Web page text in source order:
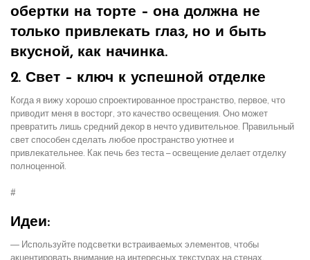
обертки на торте – она должна не
только привлекать глаз, но и быть
вкусной, как начинка.
2. Свет – ключ к успешной отделке
Когда я вижу хорошо спроектированное пространство, первое, что
приводит меня в восторг, это качество освещения. Оно может
превратить лишь средний декор в нечто удивительное. Правильный
свет способен сделать любое пространство уютнее и
привлекательнее. Как печь без теста – освещение делает отделку
полноценной.
#
Идеи:
— Используйте подсветки встраиваемых элементов, чтобы
акцентировать внимание на интересных текстурах на стенах.